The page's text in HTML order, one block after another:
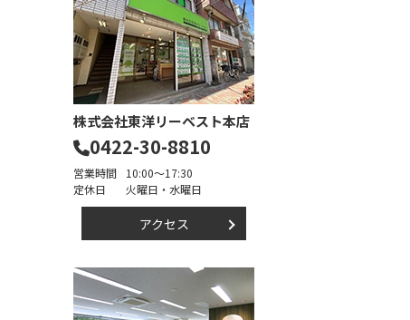
株式会社東洋リーベスト本店
0422-30-8810
営業時間
10:00～17:30
定休日
火曜日・水曜日
アクセス